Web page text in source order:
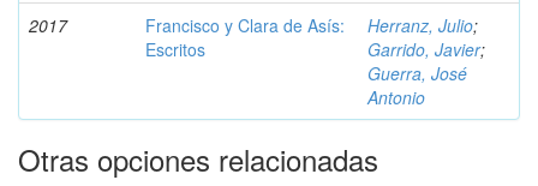
2017
Francisco y Clara de Asís:
Escritos
Herranz, Julio;
Garrido, Javier;
Guerra, José
Antonio
Otras opciones relacionadas